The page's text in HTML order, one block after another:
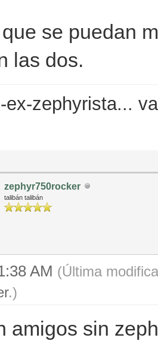
se puedan
las dos.
ex-zephyrista...
zephyr750rocker
talibán talibán
AM (Última
.)
amigos sin